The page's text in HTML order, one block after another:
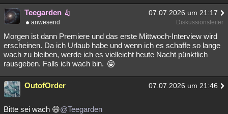
Teegarden 07.07.2026 um 21:17
anwesend Diskussionsleiter
Morgen ist dann Premiere und das erste Mittwoch-Interview wird
erscheinen. Da ich Urlaub habe und wenn ich es schaffe so lange
wach zu bleiben, werde ich es vielleicht heute Nacht pünktlich
rausgeben. Falls ich wach bin.
OutofOrder 07.07.2026 um 21:46
Bitte sei wach 😄@Teegarden